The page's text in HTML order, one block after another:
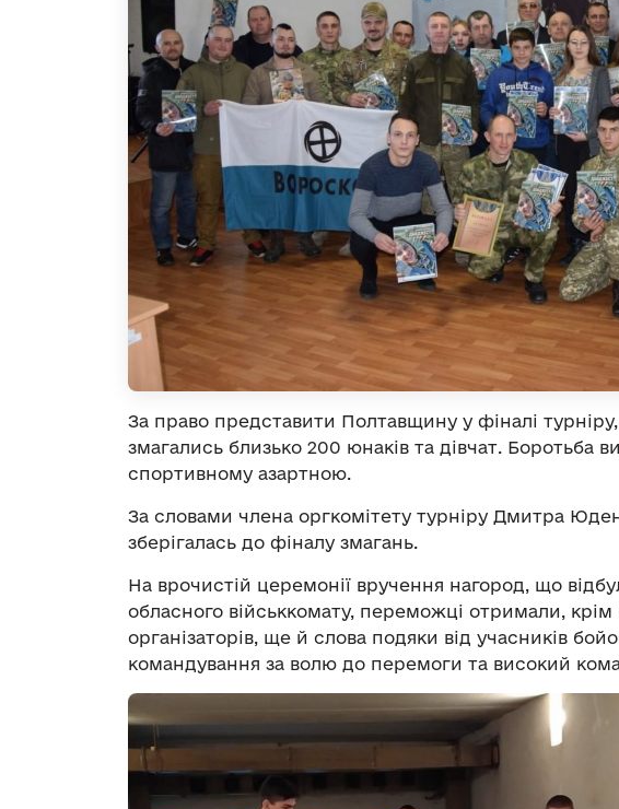
За право представити Полтавщину у фіналі
змагались близько 200 юнаків та дівчат. Боротьба
спортивному азартною.
За словами члена оргкомітету турніру Дмитра
зберігалась до фіналу змагань.
На врочистій церемонії вручення нагород, що
обласного військкомату, переможці отримали, крім
організаторів, ще й слова подяки від учасників
командування за волю до перемоги та високий